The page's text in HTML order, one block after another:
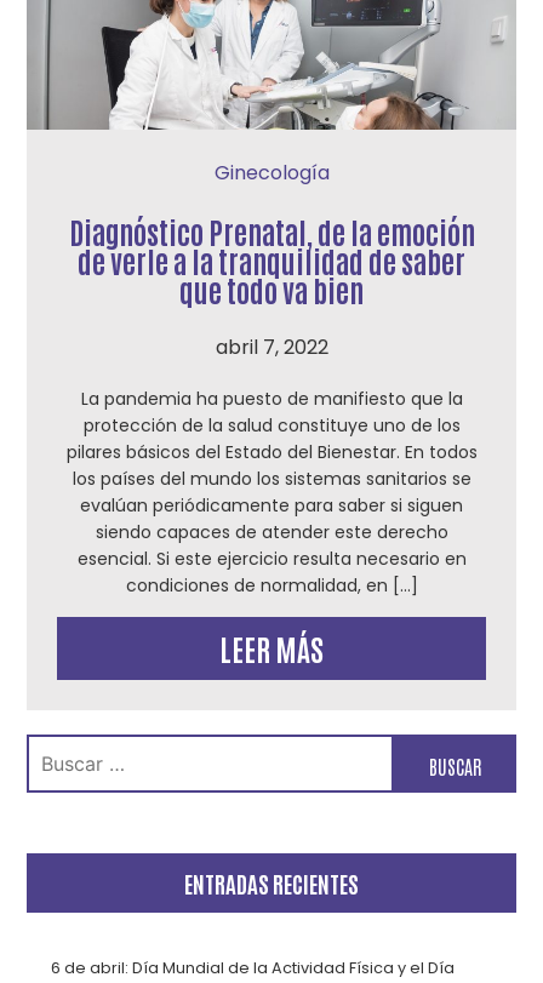
Ginecología
Diagnóstico Prenatal, de la emoción
de verle a la tranquilidad de saber
que todo va bien
abril 7, 2022
La pandemia ha puesto de manifiesto que la
protección de la salud constituye uno de los
pilares básicos del Estado del Bienestar. En todos
los países del mundo los sistemas sanitarios se
evalúan periódicamente para saber si siguen
siendo capaces de atender este derecho
esencial. Si este ejercicio resulta necesario en
condiciones de normalidad, en […]
LEER MÁS
Buscar:
ENTRADAS RECIENTES
6 de abril: Día Mundial de la Actividad Física y el Día